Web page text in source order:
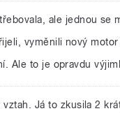
ale jednou se
vyměnili nový
Ale to je opravdu
Já to zkusila 2